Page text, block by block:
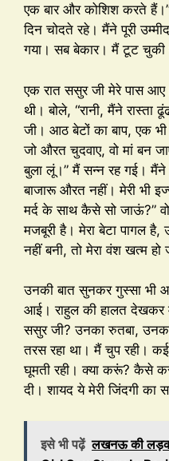
एक बार और कोशिश करते
दिन चोदते रहे। मैंने पूरी
गया। सब बेकार। मैं टूट चुकी
एक रात ससुर जी मेरे पास
थी। बोले, “रानी, मैंने रास्ता
जी। आठ बेटों का बाप, एक
जो औरत चुदवाए, वो मां बन
बुला लूं।” मैं सन्न रह गई।
बाजारू औरत नहीं। मेरी भी
मर्द के साथ कैसे सो जाऊं?”
मजबूरी है। मेरा बेटा पागल
नहीं बनी, तो मेरा वंश खत्म हो
उनकी बात सुनकर गुस्सा भी
आई। राहुल की हालत देखकर
ससुर जी? उनका रुतबा,
तरस रहा था। मैं चुप रही।
घूमती रही। क्या करूं? कैसे
दी। शायद ये मेरी जिंदगी का
इसे भी पढ़ें लखनऊ की